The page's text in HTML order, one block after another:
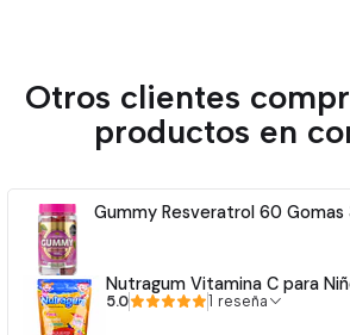
Otros clientes
productos en
Gummy Resveratrol 60 Gomas
Nutragum Vitamina C para
5.0 1 reseña